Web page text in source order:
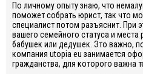
По личному опытузнаю, что
поможет собрать юрист, так что
специалист потом разъяснит. При
вашего семейного статуса и
бабушек или дедушек. Это важно,
компания utopia eu занимается
гражданства, для которого важна